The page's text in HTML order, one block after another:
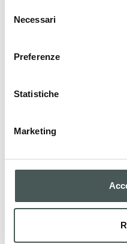
delNecessari
Preferenze
Statistiche
Marketing
I nostri
Scopri le nostre
settore Contract e
Mettiti in